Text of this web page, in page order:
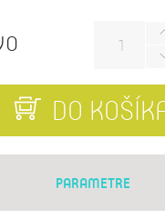
DO
PARAMETRE